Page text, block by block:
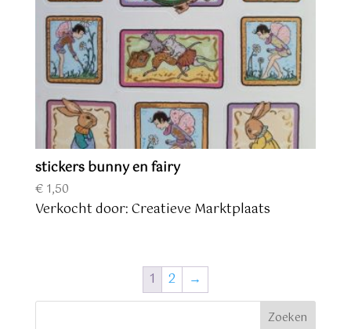
stickers bunny en fairy
€1,50
Verkocht door: Creatieve Marktplaats
1 2 →
Zoeken